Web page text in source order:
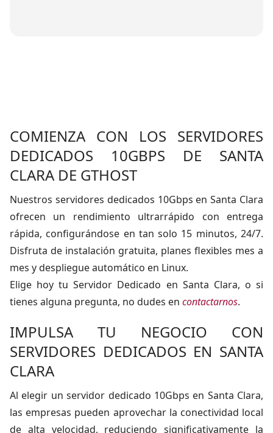
COMIENZA CON LOS SERVIDORES
DEDICADOS 10GBPS DE SANTA
CLARA DE GTHOST
Nuestros servidores dedicados 10Gbps en Santa Clara
ofrecen un rendimiento ultrarrápido con entrega
rápida, configurándose en tan solo 15 minutos, 24/7.
Disfruta de instalación gratuita, planes flexibles mes a
mes y despliegue automático en Linux.
Elige hoy tu Servidor Dedicado en Santa Clara, o si
tienes alguna pregunta, no dudes en contactarnos.
IMPULSA TU NEGOCIO CON
SERVIDORES DEDICADOS EN SANTA
CLARA
Al elegir un servidor dedicado 10Gbps en Santa Clara,
las empresas pueden aprovechar la conectividad local
de alta velocidad, reduciendo significativamente la